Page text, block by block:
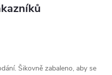
Šikovně zabaleno, aby se